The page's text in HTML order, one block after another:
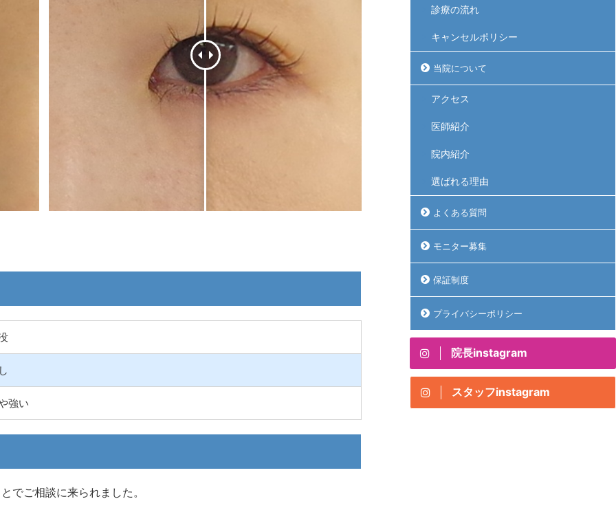
強い
でご相談に来られました。
診療の流れ
キャンセルポリシー
当院について
アクセス
医師紹介
院内紹介
選ばれる理由
よくある質問
モニター募集
保証制度
プライバシーポリシー
院長instagram
スタッフinstagram